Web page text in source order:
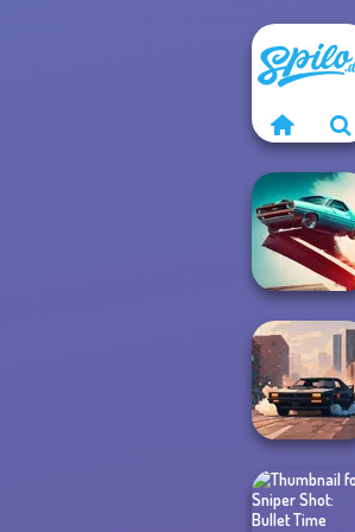
Agame: Stunt
Cars